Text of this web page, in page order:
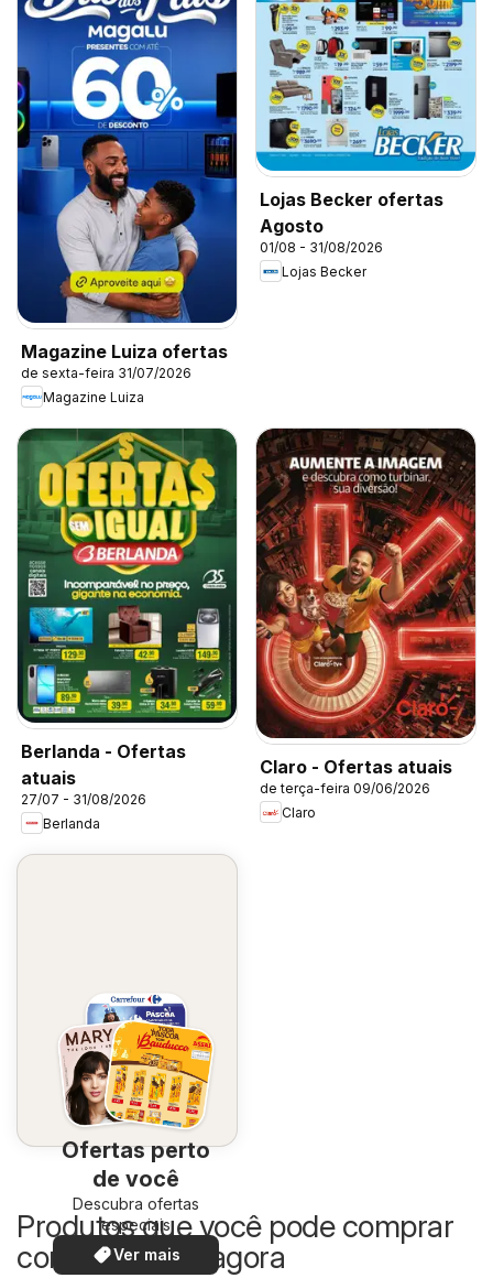
Magazine Luiza ofertas
de sexta-feira 31/07/2026
Magazine Luiza
Lojas Becker ofertas
Agosto
01/08 - 31/08/2026
Lojas Becker
Berlanda - Ofertas
atuais
27/07 - 31/08/2026
Berlanda
Claro - Ofertas atuais
de terça-feira 09/06/2026
Claro
Ofertas perto
de você
Descubra ofertas
especiais
Ver mais
Produtos que você pode comprar
com desconto agora